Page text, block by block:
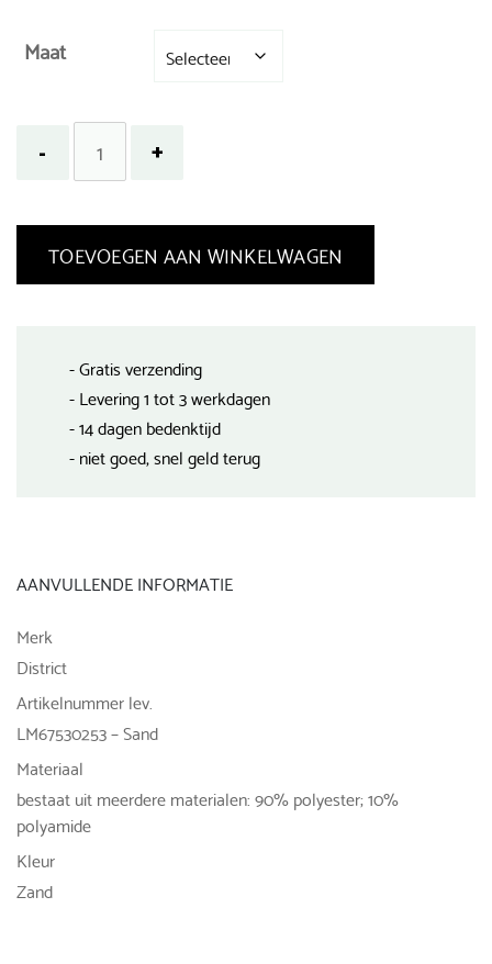
Maat
TOEVOEGEN AAN WINKELWAGEN
- Gratis verzending
- Levering 1 tot 3 werkdagen
- 14 dagen bedenktijd
- niet goed, snel geld terug
AANVULLENDE INFORMATIE
Merk
District
Artikelnummer lev.
LM67530253 – Sand
Materiaal
bestaat uit meerdere materialen: 90% polyester; 10%
polyamide
Kleur
Zand